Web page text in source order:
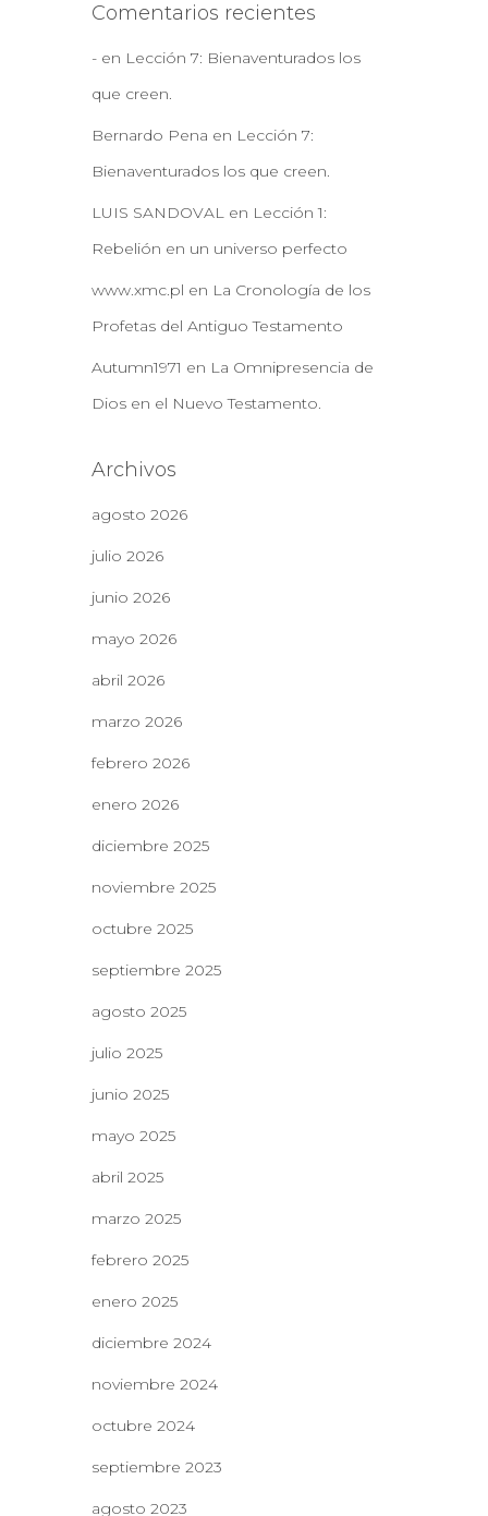
Comentarios recientes
-en Lección 7: Bienaventurados los
que creen.
Bernardo Pena en Lección 7:
Bienaventurados los que creen.
LUIS SANDOVALen Lección 1:
Rebelión en un universo perfecto
www.xmc.pl en La Cronología de los
Profetas del Antiguo Testamento
Autumn1971 en La Omnipresencia de
Dios en el Nuevo Testamento.
Archivos
agosto 2026
julio 2026
junio 2026
mayo 2026
abril 2026
marzo 2026
febrero 2026
enero 2026
diciembre 2025
noviembre 2025
octubre 2025
septiembre 2025
agosto 2025
julio 2025
junio 2025
mayo 2025
abril 2025
marzo 2025
febrero 2025
enero 2025
diciembre 2024
noviembre 2024
octubre 2024
septiembre 2023
agosto 2023